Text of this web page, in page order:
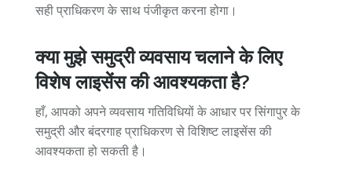
सही प्राधिकरण के साथ पंजीकृत करना होगा।
क्या मुझे समुद्री व्यवसाय चलाने के लिए
विशेष लाइसेंस की आवश्यकता है?
हाँ, आपको अपने व्यवसाय गतिविधियों के आधार पर सिंगापुर के
समुद्री और बंदरगाह प्राधिकरण से विशिष्ट लाइसेंस की
आवश्यकता हो सकती है।